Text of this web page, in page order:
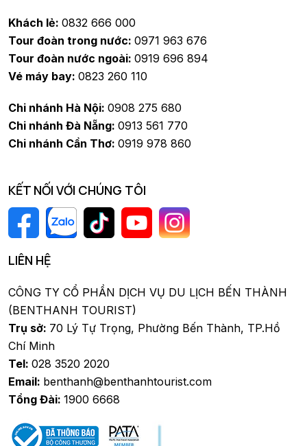
Khách lẻ: 0832 666 000
Tour đoàn trong nước: 0971 963 676
Tour đoàn nước ngoài: 0919 696 894
Vé máy bay: 0823 260 110
Chi nhánh Hà Nội: 0908 275 680
Chi nhánh Đà Nẵng: 0913 561 770
Chi nhánh Cần Thơ: 0919 978 860
KẾT NỐI VỚI CHÚNG TÔI
LIÊN HỆ
CÔNG TY CỔ PHẦN DỊCH VỤ DU LỊCH BẾN THÀNH
(BENTHANH TOURIST)
Trụ sở: 70 Lý Tự Trọng, Phường Bến Thành, TP.Hồ
Chí Minh
Tel: 028 3520 2020
Email: benthanh@benthanhtourist.com
Tổng Đài: 1900 6668